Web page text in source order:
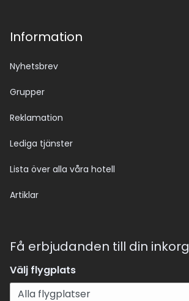
Information
Nyhetsbrev
Grupper
Reklamation
Lediga tjänster
Lista över alla våra hotell
Artiklar
Få erbjudanden till din inkorg
Välj flygplats